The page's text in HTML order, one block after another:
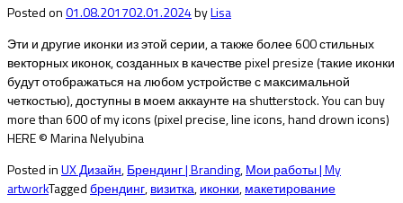
Posted on01.08.201702.01.2024byLisa
Эти и другие иконки из этой серии, а также более 600 стильных
векторных иконок, созданных в качестве pixel presize (такие иконки
будут отображаться на любом устройстве с максимальной
четкостью), доступны в моем аккаунте на shutterstock. You can buy
more than 600 of my icons (pixel precise, line icons, hand drown icons)
HERE © Marina Nelyubina
Posted inUX Дизайн,Брендинг | Branding,Мои работы | My
artworkTaggedбрендинг,визитка,иконки,макетирование